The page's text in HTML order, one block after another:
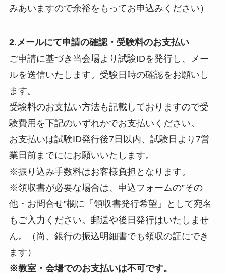
みあいますので余裕をもってお申込みください）
2.メールにて申請の確認・受験料のお支払い
ご申請に基づき当会場より試験IDを発行し、メー
ルを送信いたします。受験日時の確認をお願いし
ます。
受験料のお支払い方法も記載しておりますので受
験費用を下記のいずれかでお支払いください。
お支払いは試験ID発行後7日以内、試験日より7営
業日前までににお願いいたします。
※振り込み手数料はお客様負担となります。
※領収書が必要な場合は、申込フォームの”その
他・お問合せ”欄に「領収書発行希望」として宛名
もご入力ください。郵送や後日発行はいたしませ
ん。（尚、銀行の振込明細書でも領収の証にでき
ます）
※教室・会場でのお支払いは不可です。